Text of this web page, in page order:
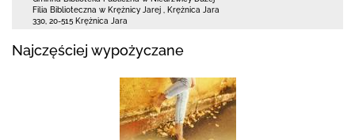
Filia Biblioteczna w Krężnicy Jarej
Krężnica Jara
330 20-515 Krężnica Jara
Najczęściej wypożyczane